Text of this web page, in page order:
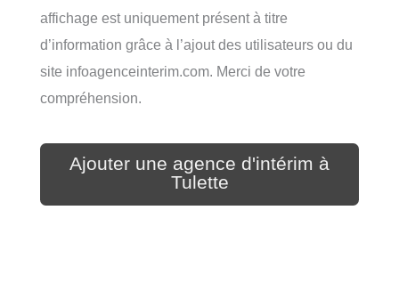
affichage est uniquement présent à titre
d’information grâce à l’ajout des utilisateurs ou du
site infoagenceinterim.com. Merci de votre
compréhension.
Ajouter une agence d'intérim à
Tulette